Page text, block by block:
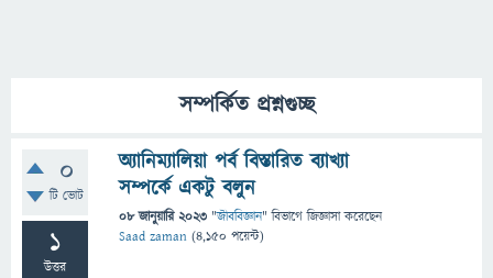
সম্পর্কিত প্রশ্নগুচ্ছ
0
টি ভোট
1
উত্তর
অ্যানিম্যালিয়া পর্ব বিস্তারিত ব্যাখ্যা
সম্পর্কে একটু বলুন
08 জানুয়ারি 2023 "জীববিজ্ঞান" বিভাগে জিজ্ঞাসাকরেছেন
Saad zaman (4,150 পয়েন্ট)